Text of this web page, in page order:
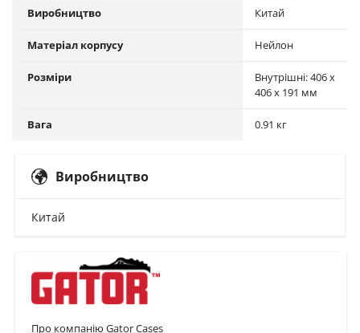
Виробництво Китай
Матеріал корпусу Нейлон
Розміри
Внутрішні: 406 х
406 х 191 мм
Вага 0.91 кг
Виробництво
Китай
Про компанію Gator Cases